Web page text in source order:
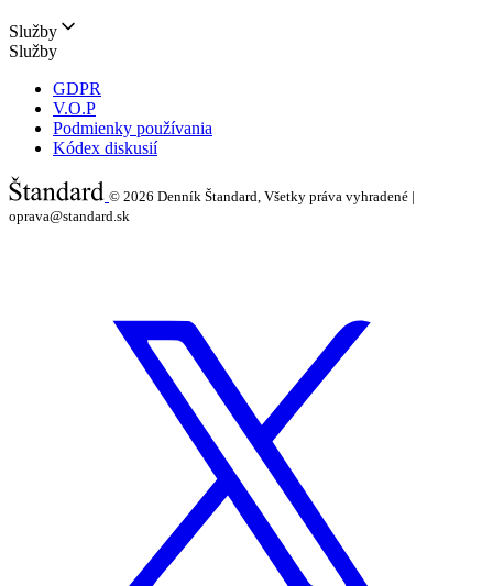
Služby
Služby
GDPR
V.O.P
Podmienky používania
Kódex diskusií
© 2026 Denník Štandard, Všetky práva vyhradené |
oprava@standard.sk